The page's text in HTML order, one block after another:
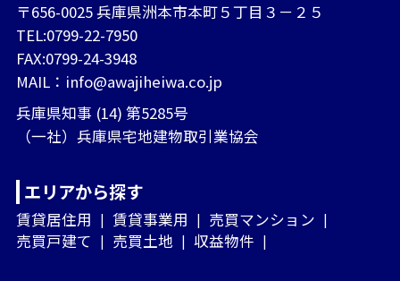
〒656-0025 兵庫県洲本市本町５丁目３－２５
TEL:0799-22-7950
FAX:0799-24-3948
MAIL： info@awajiheiwa.co.jp
兵庫県知事 (14) 第5285号
（一社）兵庫県宅地建物取引業協会
エリアから探す
賃貸居住用 賃貸事業用
売買マンション
売買戸建て
売買土地 収益物件